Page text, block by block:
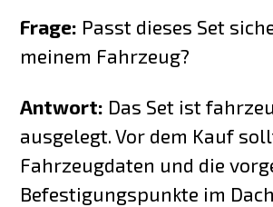
Frage: Passt dieses Set
meinem Fahrzeug?
Antwort: Das Set ist
ausgelegt. Vor dem Kauf
Fahrzeugdaten und die
Befestigungspunkte im